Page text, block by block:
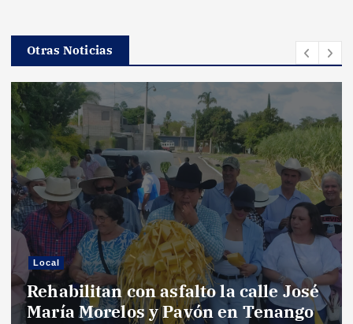
Otras Noticias
Local
Rehabilitan con asfalto la calle José
María Morelos y Pavón en Tenango